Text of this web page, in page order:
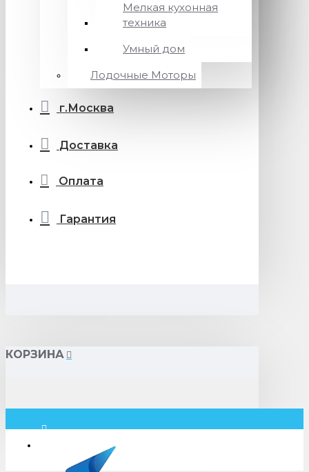
Мелкая кухонная
техника
Умный дом
Лодочные Моторы
г.Москва
Доставка
Оплата
Гарантия
КОРЗИНА